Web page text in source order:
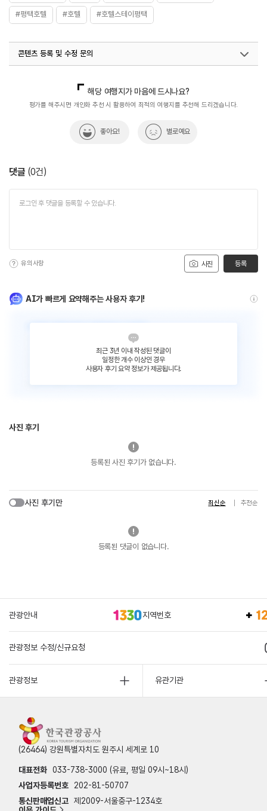
#평택호텔 #호텔 #호텔스테이평택
콘텐츠 등록 및 수정 문의
해당 여행지가 마음에 드시나요?
평가를 해주시면 개인화 추천 시 활용하여 최적의 여행지를 추천해 드리겠습니다.
좋아요! 별로예요
댓글 (0건)
사진
유의사항 등록
AI가 빠르게 요약해주는 사용자 후기!
최근 3년 이내 작성된 댓글이
일정한 개수 이상인 경우
사용자 후기 요약 정보가 제공됩니다.
사진 후기
등록된 사진 후기가 없습니다.
사진 후기만 최신순 추천순
등록된 댓글이 없습니다.
관광안내 지역번호
관광정보 수정/신규요청
관광정보 유관기관
(26464) 강원특별자치도 원주시 세계로 10
대표전화 033-738-3000 (유료, 평일 09시~18시)
사업자등록번호
202-81-50707
통신판매업신고 제2009-서울중구-1234호